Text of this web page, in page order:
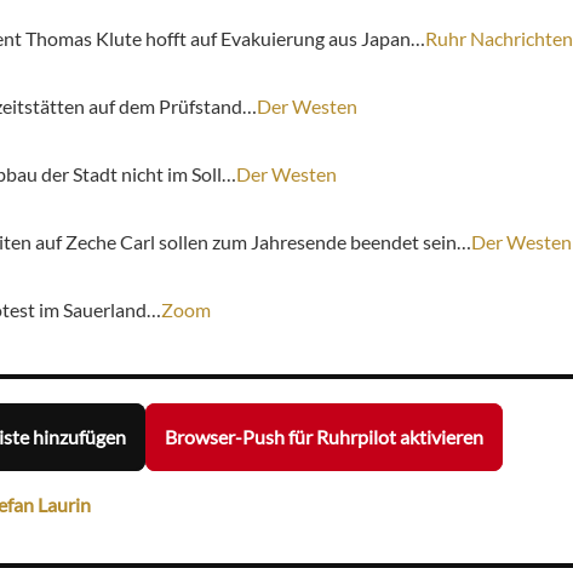
Thomas Klute hofft auf Evakuierung aus Japan… Ruhr Nachrichten
auf dem Prüfstand… Der Westen
der Stadt nicht im Soll… Der Westen
auf Zeche Carl sollen zum Jahresende beendet sein… Der Westen
im Sauerland… Zoom
hinzufügen Browser-Push für Ruhrpilot aktivieren
Laurin